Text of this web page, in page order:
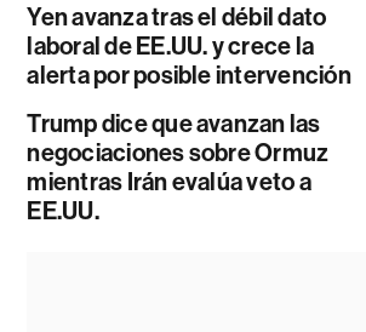
Yen avanza tras el débil dato
laboral de EE.UU. y crece la
alerta por posible intervención
Trump dice que avanzan las
negociaciones sobre Ormuz
mientras Irán evalúa veto a
EE.UU.